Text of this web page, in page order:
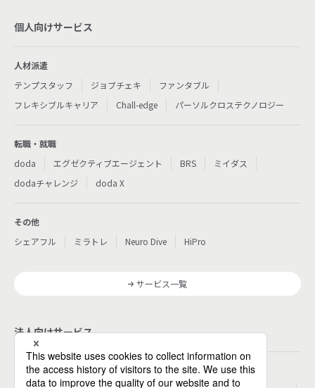
個人向けサービス
人材派遣
テンプスタッフ
ジョブチェキ
ファンタブル
フレキシブルキャリア
Chall-edge パーソルクロステクノロジー
転職・就職
doda
エグゼクティブエージェント BRS
ミイダス
dodaチャレンジ
doda X
その他
シェアフル
ミラトレ Neuro Dive HiPro
サービス一覧
法人向けサービス
その他